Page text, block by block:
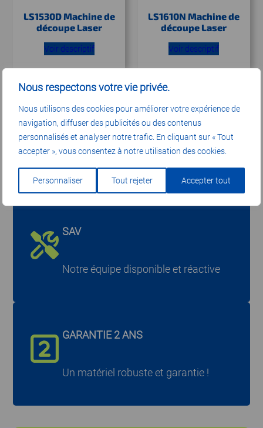
Nous respectons votre vie privée.
Nous utilisons des cookies pour améliorer votre expérience de
navigation, diffuser des publicités ou des contenus
personnalisés et analyser notre trafic. En cliquant sur « Tout
accepter », vous consentez à notre utilisation des cookies.
Personnaliser Tout rejeter Accepter tout
LS1530D Machine de
découpe Laser
Voir descriptif
LS1610N Machine de
découpe Laser
Voir descriptif
LIVRAISON ET INSTALLATION
Partout en France
SAV
Notre équipe disponible et réactive
GARANTIE 2 ANS
Un matériel robuste et garantie !